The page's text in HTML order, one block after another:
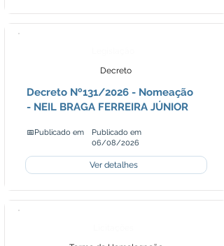
Decreto
Decreto Nº131/2026 - Nomeação
- NEIL BRAGA FERREIRA JÚNIOR
📅Publicado em
Publicado em
06/08/2026
Ver detalhes